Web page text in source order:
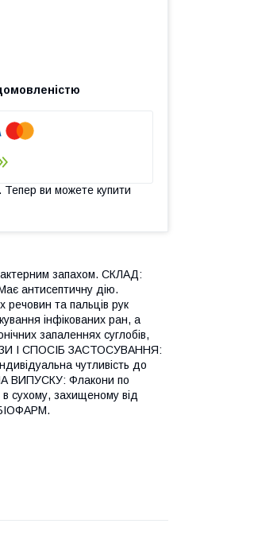
Тепер ви можете купити
запахом. СКЛАД:
антисептичну дію.
речовин та пальців рук
інфікованих ран, а
запаленнях суглобів,
І СПОСІБ ЗАСТОСУВАННЯ:
чутливість до
ВИПУСКУ: Флакони по
сухому, захищеному від